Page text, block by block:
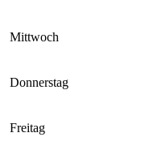
Mittwoch
Donnerstag
Freitag